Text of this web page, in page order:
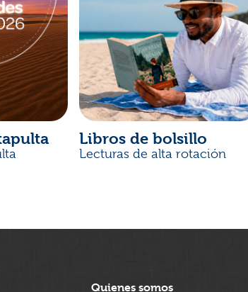
Libros de bolsillo
Lecturas de alta rotación
Quienes somos